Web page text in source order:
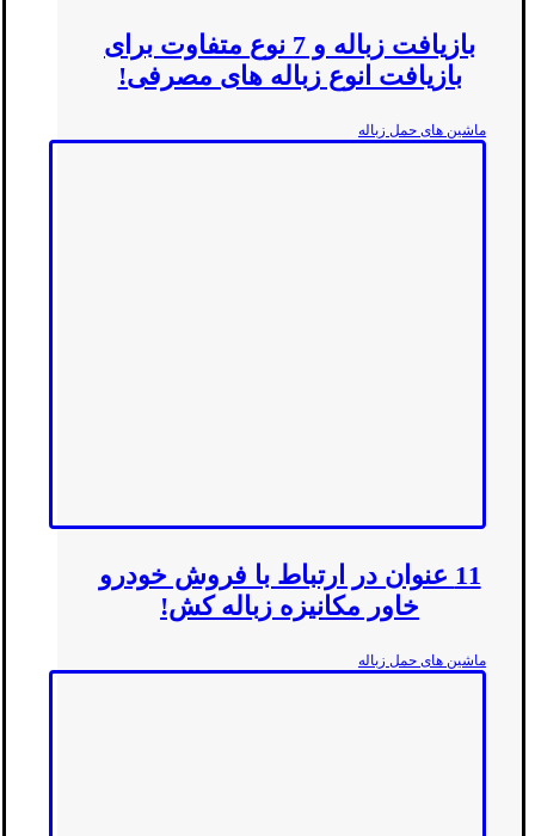
بازیافت زباله و 7 نوع متفاوت برای
بازیافت انوع زباله های مصرفی!
ماشین های حمل زباله
11 عنوان در ارتباط با فروش خودرو
خاور مکانیزه زباله کش!
ماشین های حمل زباله